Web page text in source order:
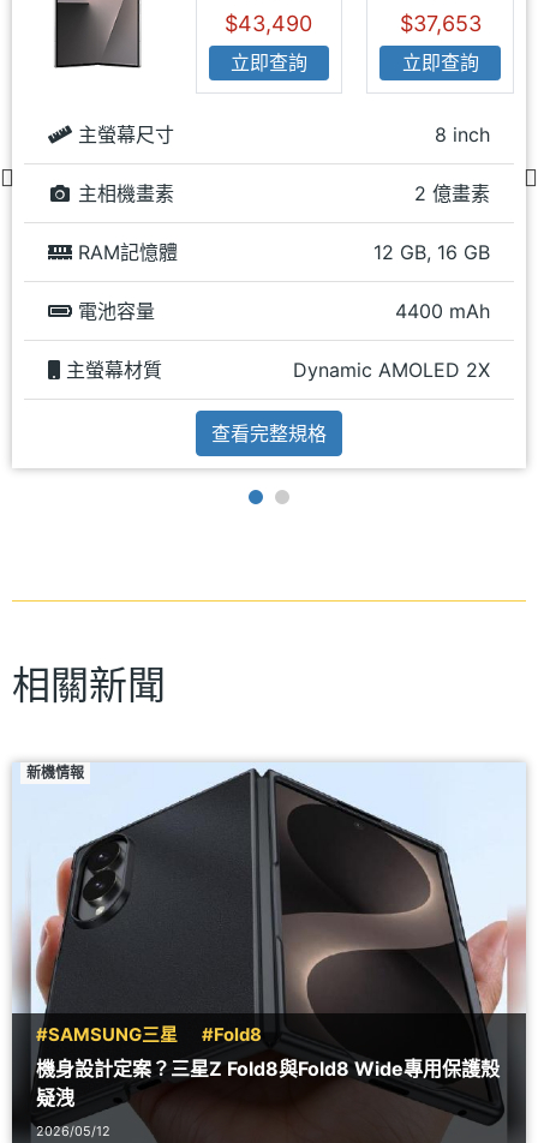
$43,490
立即查詢
$37,653
立即查詢
主螢幕尺寸 8 inch
主相機畫素 2 億畫素
RAM記憶體 12 GB, 16 GB
電池容量 4400 mAh
主螢幕材質 Dynamic AMOLED 2X
查看完整規格
相關新聞
新機情報
#SAMSUNG三星 #Fold8
機身設計定案？三星Z Fold8與Fold8 Wide專用保護殼
疑洩
2026/05/12